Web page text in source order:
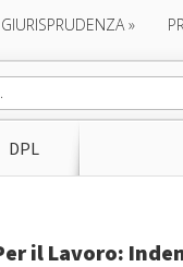
GIURISPRUDENZA»
DPL
il Lavoro: